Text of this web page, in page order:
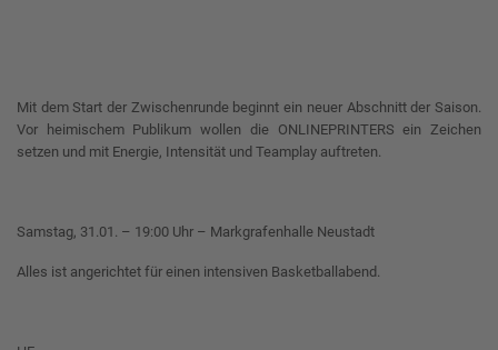
Mit dem Start der Zwischenrunde beginnt ein neuer Abschnitt der Saison.
Vor heimischem Publikum wollen die ONLINEPRINTERS ein Zeichen
setzen und mit Energie, Intensität und Teamplay auftreten.
Samstag, 31.01. – 19:00 Uhr – Markgrafenhalle Neustadt
Alles ist angerichtet für einen intensiven Basketballabend.